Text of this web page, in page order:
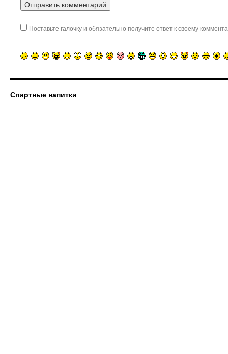
Поставьте галочку и обязательно получите ответ к своему
Спиртные напитки